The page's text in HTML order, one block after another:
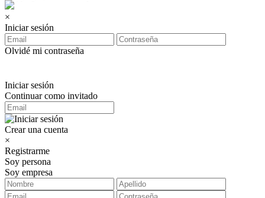
×
Iniciar sesión
Olvidé mi contraseña
Iniciar sesión
Continuar como invitado
Crear una cuenta
×
Registrarme
Soy persona
Soy empresa